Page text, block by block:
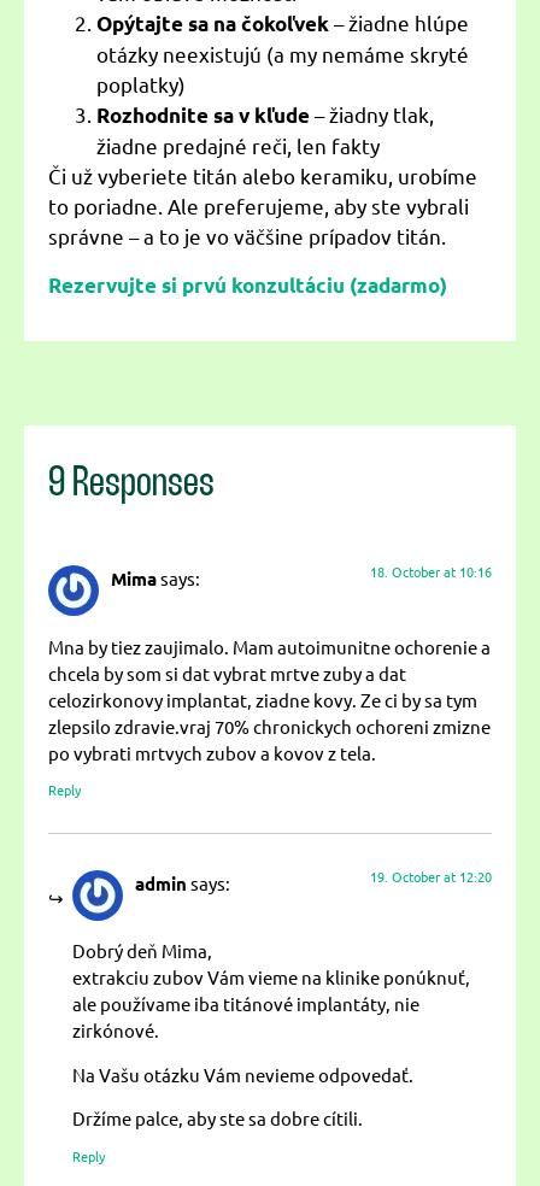
Opýtajte sa na čokoľvek– žiadne hlúpe
otázky neexistujú (a my nemáme skryté
poplatky)
Rozhodnite sa v kľude– žiadny tlak,
žiadne predajné reči, len fakty
Či už vyberiete titán alebo keramiku, urobíme
to poriadne. Ale preferujeme, aby ste vybrali
správne – a to je vo väčšine prípadov titán.
Rezervujte si prvú konzultáciu (zadarmo)
9 Responses
Mimasays: 18. October at 10:16
Mna by tiez zaujimalo. Mam autoimunitne ochorenie a
chcela by som si dat vybrat mrtve zuby a dat
celozirkonovy implantat, ziadne kovy. Ze ci by sa tym
zlepsilo zdravie.vraj 70% chronickych ochoreni zmizne
po vybrati mrtvych zubov a kovov z tela.
Reply
admin says: 19. October at 12:20
Dobrý deň Mima,
extrakciu zubov Vám vieme na klinike ponúknuť,
ale používame iba titánové implantáty, nie
zirkónové.
Na Vašu otázku Vám nevieme odpovedať.
Držíme palce, aby ste sa dobre cítili.
Reply